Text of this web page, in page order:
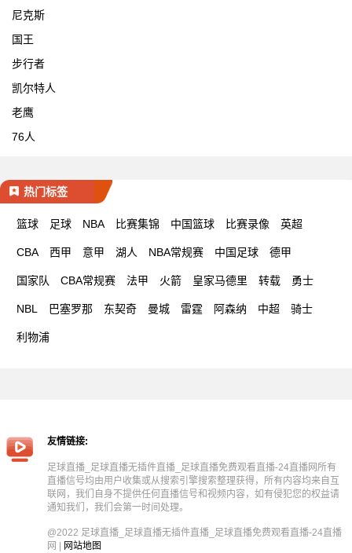
尼克斯
国王
步行者
凯尔特人
老鹰
76人
热门标签
篮球 足球 NBA 比赛集锦 中国篮球 比赛录像 英超
CBA 西甲 意甲 湖人 NBA常规赛 中国足球 德甲
国家队 CBA常规赛 法甲 火箭 皇家马德里 转载 勇士
NBL 巴塞罗那 东契奇 曼城 雷霆 阿森纳 中超 骑士
利物浦
友情链接:
足球直播_足球直播无插件直播_足球直播免费观看直播-24直播网所有
直播信号均由用户收集或从搜索引擎搜索整理获得，所有内容均来自互
联网，我们自身不提供任何直播信号和视频内容，如有侵犯您的权益请
通知我们，我们会第一时间处理。
@2022 足球直播_足球直播无插件直播_足球直播免费观看直播-24直播
网 |
网站地图